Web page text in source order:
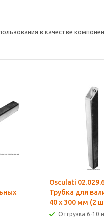
в качестве
Osculati
Трубка для
40 х 300 мм (2
Отгрузка 6-10